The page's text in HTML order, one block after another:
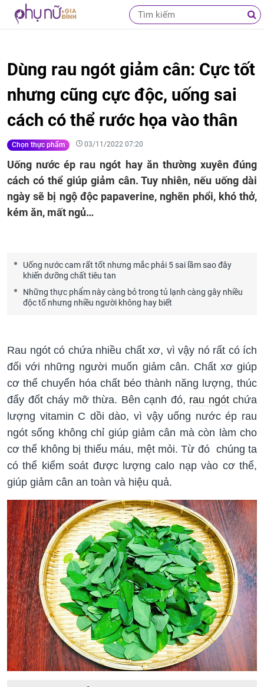
Dùng rau ngót giảm cân: Cực tốt
nhưng cũng cực độc, uống sai
cách có thể rước họa vào thân
Chọn thực phẩm 03/11/2022 07:20
Uống nước ép rau ngót hay ăn thường xuyên đúng
cách có thể giúp giảm cân. Tuy nhiên, nếu uống dài
ngày sẽ bị ngộ độc papaverine, nghẽn phổi, khó thở,
kém ăn, mất ngủ…
Uống nước cam rất tốt nhưng mắc phải 5 sai lầm sao đây
khiến dưỡng chất tiêu tan
Những thực phẩm này càng bỏ trong tủ lạnh càng gây nhiều
độc tố nhưng nhiều người không hay biết
Rau ngót có chứa nhiều chất xơ, vì vậy nó rất có ích
đối với những người muốn giảm cân. Chất xơ giúp
cơ thể chuyển hóa chất béo thành năng lượng, thúc
đẩy đốt cháy mỡ thừa. Bên cạnh đó, rau ngótchứa
lượng vitamin C dồi dào, vì vậy uống nước ép rau
ngót sống không chỉ giúp giảm cân mà còn làm cho
cơ thể không bị thiếu máu, mệt mỏi. Từ đó chúng ta
có thể kiểm soát được lượng calo nạp vào cơ thể,
giúp giảm cân an toàn và hiệu quả.